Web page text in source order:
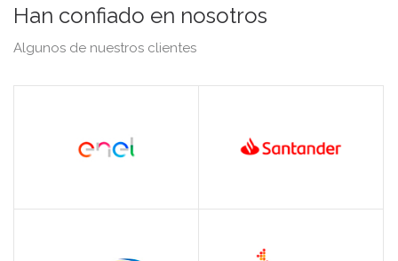
Han confiado en nosotros
Algunos de nuestros clientes